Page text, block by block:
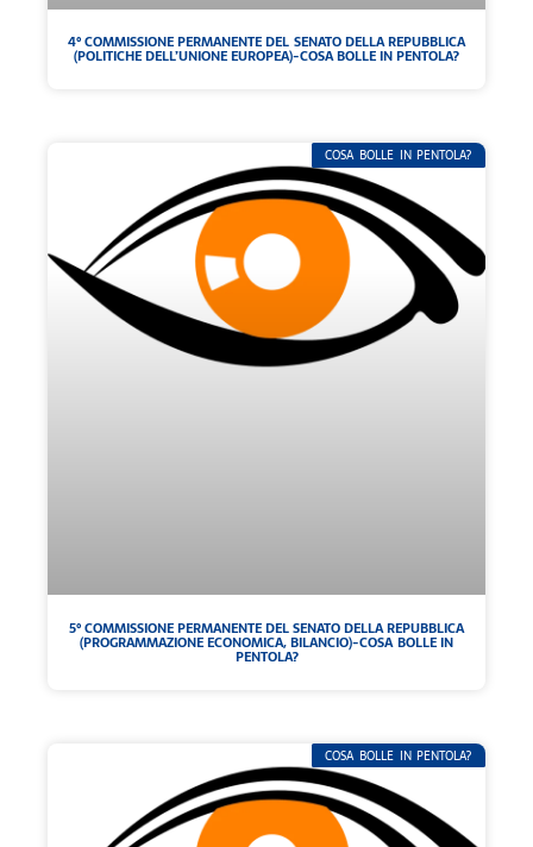
4° COMMISSIONE PERMANENTE DEL SENATO DELLA REPUBBLICA
(POLITICHE DELL’UNIONE EUROPEA)-COSA BOLLE IN PENTOLA?
COSA BOLLE IN PENTOLA?
5° COMMISSIONE PERMANENTE DEL SENATO DELLA REPUBBLICA
(PROGRAMMAZIONE ECONOMICA, BILANCIO)-COSA BOLLE IN
PENTOLA?
COSA BOLLE IN PENTOLA?